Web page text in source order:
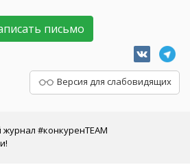
письмо
Версия для слабовидящих
#конкуренTEAM